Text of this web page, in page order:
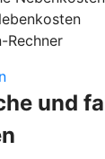
Rechner
und